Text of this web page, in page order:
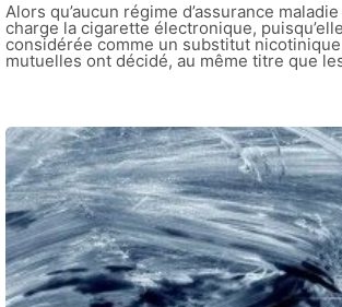
Alors qu’aucun régime d’assurance
charge la cigarette électronique,
considérée comme un substitut
mutuelles ont décidé, au même titre que